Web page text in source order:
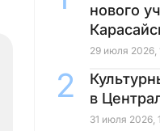
нового
29 июля 2026,
в
31 июля 2026,